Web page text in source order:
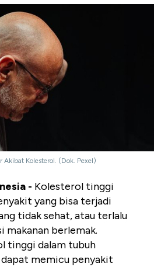
Akibat Kolesterol. (Dok. Pexel)
- Kolesterol tinggi
yang bisa terjadi
tidak sehat, atau terlalu
makanan berlemak.
tinggi dalam tubuh
memicu penyakit